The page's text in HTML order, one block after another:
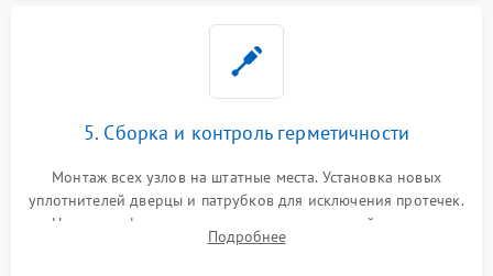
5. Сборка и контроль герметичности
Монтаж всех узлов на штатные места. Установка новых
уплотнителей дверцы и патрубков для исключения протечек.
Надежная фиксация хомутов гидравлической системы,
сборка корпуса и установка датчика поплавка.
Подробнее